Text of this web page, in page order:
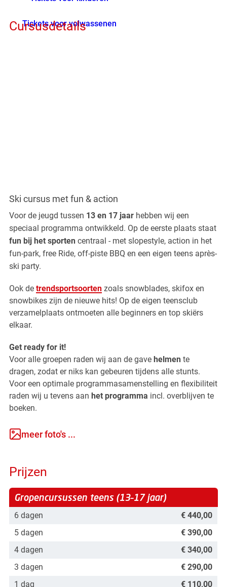
Tickets voor volwassenen
Cursusdetails
Ski cursus met fun & action
Voor de jeugd tussen 13 en 17 jaar hebben wij een
speciaal programma ontwikkeld. Op de eerste plaats staat
fun bij het sporten centraal - met slopestyle, action in het
fun-park, free Ride, off-piste BBQ en een eigen teens après-
ski party.
Ook detrendsportsoorten zoals snowblades, skifox en
snowbikes zijn de nieuwe hits! Op de eigen teensclub
verzamelplaats ontmoeten alle beginners en top skiërs
elkaar.
Get ready for it!
Voor alle groepen raden wij aan de gavehelmen te
dragen, zodat er niks kan gebeuren tijdens alle stunts.
Voor een optimale programmasamenstelling en flexibiliteit
raden wij u tevens aanhet programma incl. overblijven te
boeken.
meer foto's ...
Prijzen
Gropencursussen teens (13–17 jaar)
6 dagen
€ 440,00
5 dagen
€ 390,00
4 dagen
€ 340,00
3 dagen
€ 290,00
1 dag
€ 110,00